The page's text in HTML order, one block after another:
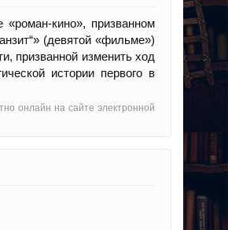
кино», призванном
(девятой «фильме»)
призванной изменить ход
истории первого в
онлайн на сайте электронной